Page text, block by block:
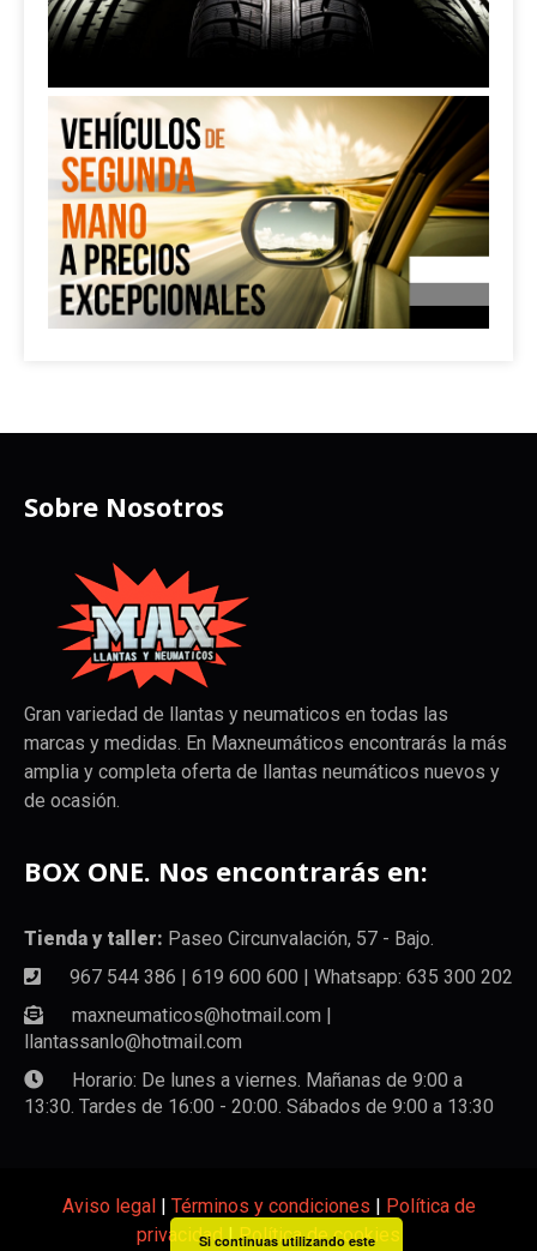
Sobre Nosotros
Gran variedad de llantas y neumaticos en todas las
marcas y medidas. En Maxneumáticos encontrarás la más
amplia y completa oferta de llantas neumáticos nuevos y
de ocasión.
BOX ONE. Nos encontrarás en:
Tienda y taller: Paseo Circunvalación, 57 - Bajo.
967 544 386 | 619 600 600 | Whatsapp: 635 300 202
maxneumaticos@hotmail.com |
llantassanlo@hotmail.com
Horario: De lunes a viernes. Mañanas de 9:00 a
13:30. Tardes de 16:00 - 20:00. Sábados de 9:00 a 13:30
Aviso legal| Términos y condiciones | Política de
privacidad|Política de cookies
Si continuas utilizando este